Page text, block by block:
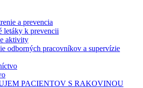
a prevencia
letáky k prevencii
aktivity
odborných pracovníkov a supervízie
PACIENTOV S RAKOVINOU